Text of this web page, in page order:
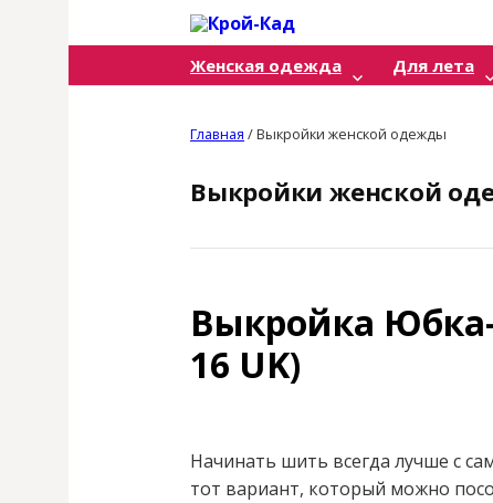
to
Женская одежда
Для лета
Главная /Выкройки женской одежды
Выкройки женской
Выкройка
16 UK)
Начинать шить всегда лучше с
тот вариант, который можно